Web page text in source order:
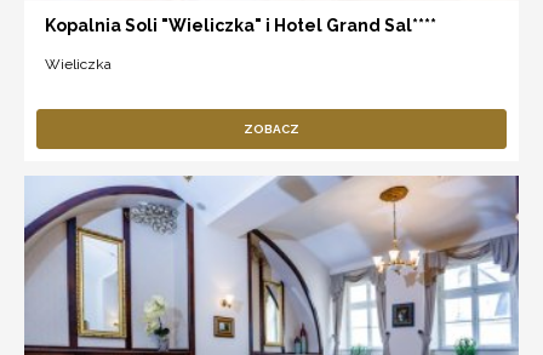
Kopalnia Soli "Wieliczka" i Hotel Grand Sal****
Wieliczka
ZOBACZ